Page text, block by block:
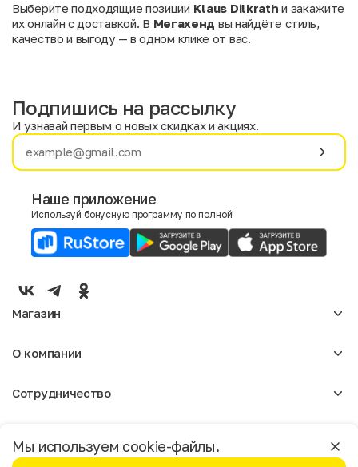
Выберите подходящие позиции Klaus Dilkrath и закажите
их онлайн с доставкой. В Мегахенд вы найдёте стиль,
качество и выгоду — в одном клике от вас.
Имя
E-mail
Мужской
Мы используем cookie-файлы.
Москва
Подпишись на рассылку
И узнавай первым о новых скидках и акциях.
Наше приложение
Используй бонусную программу по полной!
Магазин
Мужское
О компании
Отзывы
Магазины
Сотрудничество
Реклама
Доставка и оплата
Бонусная программа